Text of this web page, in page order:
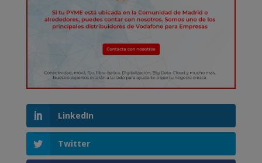
LinkedIn
Twitter